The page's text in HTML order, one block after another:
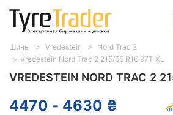
VREDESTEIN NORD TRAC 2
4470 - 4630 ₴
Шины Vredestein
Nord Trac 2
Vredestein Nord Trac 2 215/55 R16 97T XL